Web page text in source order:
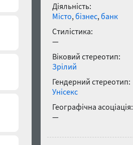
Діяльність:
Місто,бізнес,банк
Стилістика:
—
Віковий стереотип:
Зрілий
Гендерний стереотип:
Унісекс
Географічна асоціація:
—